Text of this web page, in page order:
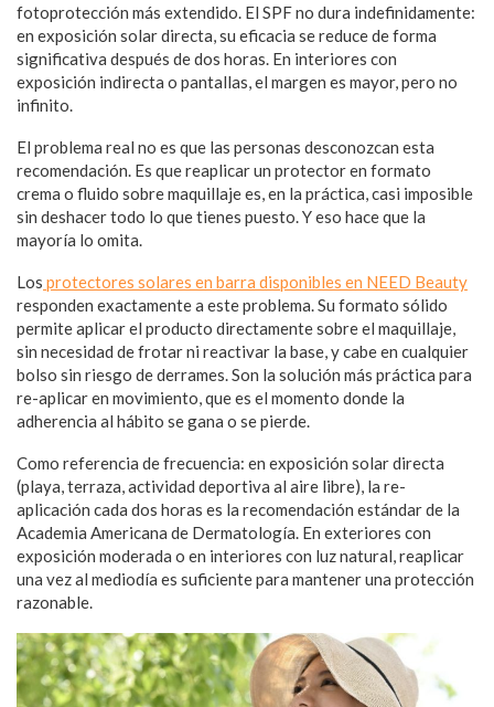
fotoprotección más extendido. El SPF no dura indefinidamente:
en exposición solar directa, su eficacia se reduce de forma
significativa después de dos horas. En interiores con
exposición indirecta o pantallas, el margen es mayor, pero no
infinito.
El problema real no es que las personas desconozcan esta
recomendación. Es que reaplicar un protector en formato
crema o fluido sobre maquillaje es, en la práctica, casi imposible
sin deshacer todo lo que tienes puesto. Y eso hace que la
mayoría lo omita.
Los protectores solares en barra disponibles en NEED Beauty
responden exactamente a este problema. Su formato sólido
permite aplicar el producto directamente sobre el maquillaje,
sin necesidad de frotar ni reactivar la base, y cabe en cualquier
bolso sin riesgo de derrames. Son la solución más práctica para
re-aplicar en movimiento, que es el momento donde la
adherencia al hábito se gana o se pierde.
Como referencia de frecuencia: en exposición solar directa
(playa, terraza, actividad deportiva al aire libre), la re-
aplicación cada dos horas es la recomendación estándar de la
Academia Americana de Dermatología. En exteriores con
exposición moderada o en interiores con luz natural, reaplicar
una vez al mediodía es suficiente para mantener una protección
razonable.